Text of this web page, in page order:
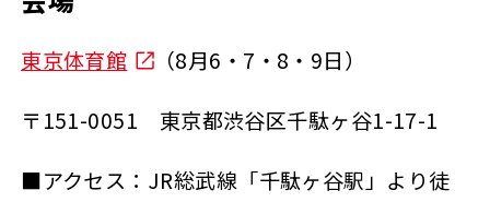
東京体育館
（8月6・7・8・9日）
〒151-0051 東京都渋谷区千駄ヶ谷1-17-1
■アクセス：JR総武線「千駄ヶ谷駅」より徒